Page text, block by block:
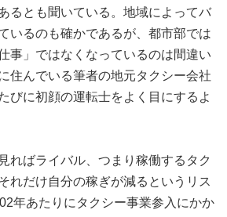
るとも聞いている。地域によってバ
いるのも確かであるが、都市部では
事」ではなくなっているのは間違い
住んでいる筆者の地元タクシー会社
びに初顔の運転士をよく目にするよ
ればライバル、つまり稼働するタク
れだけ自分の稼ぎが減るというリス
年あたりにタクシー事業参入にかか